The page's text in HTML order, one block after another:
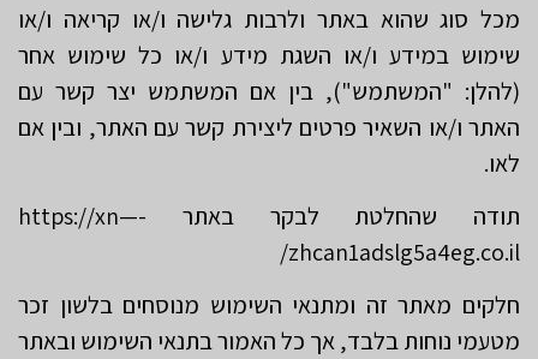
מכל סוג שהוא באתר ולרבות גלישה ו/או קריאה ו/או
שימוש במידע ו/או השגת מידע ו/או כל שימוש אחר
(להלן: "המשתמש"), בין אם המשתמש יצר קשר עם
האתר ו/או השאיר פרטים ליצירת קשר עם האתר, ובין אם
לאו.
תודה שהחלטת לבקר באתר https://xn—-
zhcan1adslg5a4eg.co.il/
חלקים מאתר זה ומתנאי השימוש מנוסחים בלשון זכר
מטעמי נוחות בלבד, אך כל האמור בתנאי השימוש ובאתר